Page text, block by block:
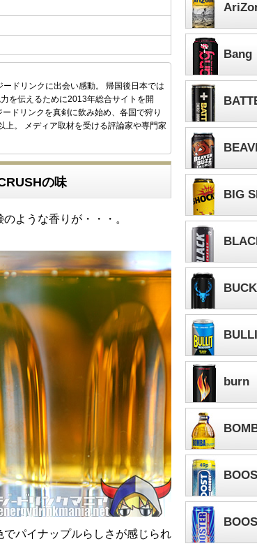
ドリンクに出会い感動。 帰国後日本では
を伝えるために2013年総合サイトを開
ドリンクを真剣に飲み始め、各国で狩り
。 メディア取材を受ける評論家や専門家
の味
ような香りが・・・。
パイナップルらしさが感じられ
Bang
BIG
burn